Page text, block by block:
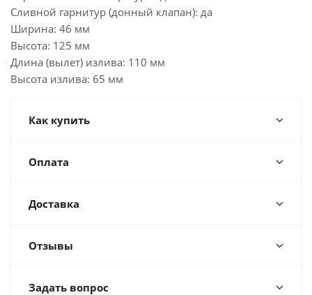
Сливной гарнитур (донный клапан): да
Ширина: 46 мм
Высота: 125 мм
Длина (вылет) излива: 110 мм
Высота излива: 65 мм
Как купить
Оплата
Доставка
Отзывы
Задать вопрос